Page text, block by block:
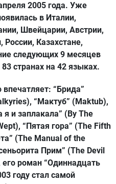
2005 года. Уже
в Италии,
Швейцарии, Австрии,
России, Казахстане,
следующих 9 месяцев
странах на 42 языках.
“Брида”
“Мактуб” (Maktub),
и заплакала” (By The
“Пятая гора” (The Fifth
(The Manual of the
Прим” (The Devil
роман “Одиннадцать
году стал самой